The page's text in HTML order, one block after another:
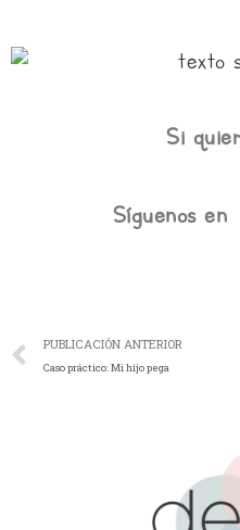
Si
Síguenos en
Ant
PUBLICACIÓN ANTERIOR
Caso práctico: Mi hijo pega